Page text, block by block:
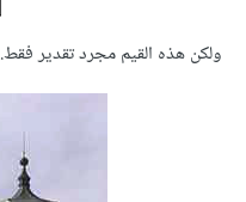
ولكن هذه القيم مجرد تقدير فقط.